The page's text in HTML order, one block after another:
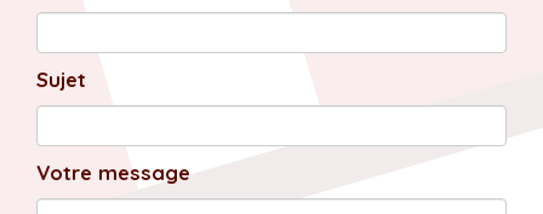
Sujet
Votre message